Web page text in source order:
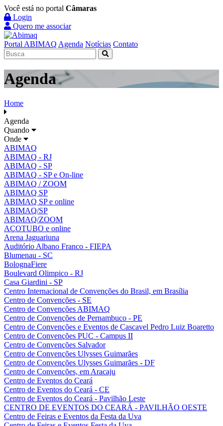
Você está no portal Câmaras
Login
Quero me associar
Portal ABIMAQ Agenda Notícias Contato
Agenda
Home
Agenda
Quando
Onde
ABIMAQ
ABIMAQ - RJ
ABIMAQ - SP
ABIMAQ - SP e On-line
ABIMAQ / ZOOM
ABIMAQ SP
ABIMAQ SP e online
ABIMAQ/SP
ABIMAQ/ZOOM
AÇOTUBO e online
Arena Jaguariuna
Auditório Albano Franco - FIEPA
Blumenau - SC
BolognaFiere
Boulevard Olimpico - RJ
Casa Giardini - SP
Centro Internacional de Convenções do Brasil, em Brasília
Centro de Convenções - SE
Centro de Convenções ABIMAQ
Centro de Convenções de Pernambuco - PE
Centro de Convenções e Eventos de Cascavel Pedro Luiz Boaretto
Centro de Convenções PUC - Campus II
Centro de Convenções Salvador
Centro de Convenções Ulysses Guimarães
Centro de Convenções Ulysses Guimarães - DF
Centro de Convenções, em Aracaju
Centro de Eventos do Ceará
Centro de Eventos do Ceará - CE
Centro de Eventos do Ceará - Pavilhão Leste
CENTRO DE EVENTOS DO CEARÁ - PAVILHÃO OESTE
Centro de Feiras e Eventos da Festa da Uva